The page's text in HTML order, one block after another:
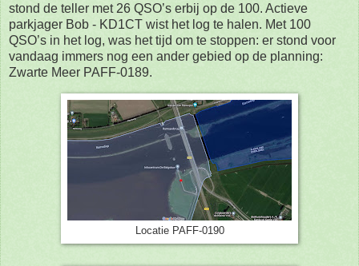
stond de teller met 26 QSO’s erbij op de 100. Actieve
parkjager Bob - KD1CT wist het log te halen. Met 100
QSO’s in het log, was het tijd om te stoppen: er stond voor
vandaag immers nog een ander gebied op de planning:
Zwarte Meer PAFF-0189.
Locatie PAFF-0190